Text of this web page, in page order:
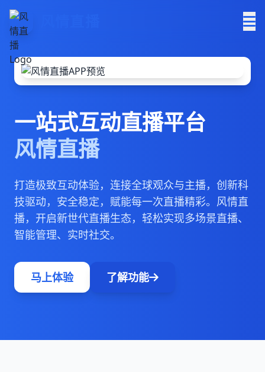
一站式互动直播平台
风情直播
打造极致互动体验，连接全球观众与主播，创新科
技驱动，安全稳定，赋能每一次直播精彩。风情直
播，开启新世代直播生态，轻松实现多场景直播、
智能管理、实时社交。
马上体验 了解功能